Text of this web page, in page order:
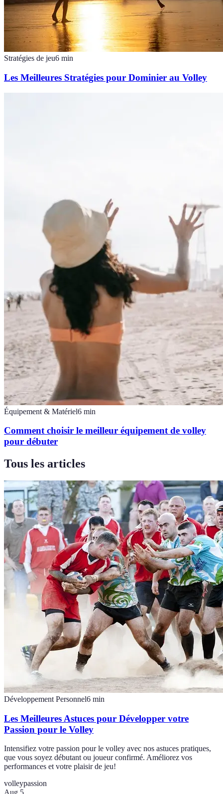
Stratégies de jeu6 min
Les Meilleures Stratégies pour Dominier au Volley
Équipement & Matériel6 min
Comment choisir le meilleur équipement de volley
pour débuter
Tous les articles
Développement Personnel6 min
Les Meilleures Astuces pour Développer votre
Passion pour le Volley
Intensifiez votre passion pour le volley avec nos astuces pratiques,
que vous soyez débutant ou joueur confirmé. Améliorez vos
performances et votre plaisir de jeu!
volleypassion